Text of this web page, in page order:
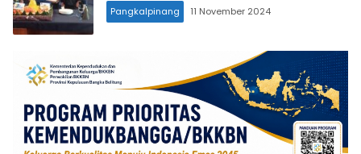
Pangkalpinang 11 November 2024